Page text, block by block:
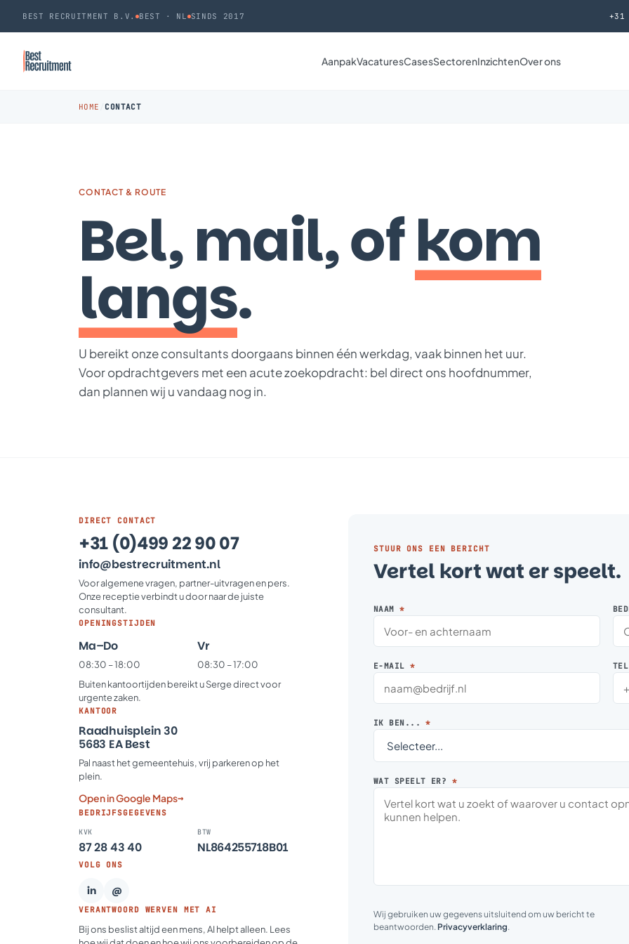
BEST RECRUITMENT B.V. BEST · NL SINDS 2017
AanpakVacaturesCasesSectorenInzichtenOver ons
HOME /CONTACT
CONTACT & ROUTE
Bel, mail, ofkom
langs.
U bereikt onze consultants doorgaans binnen één werkdag, vaak binnen het uur.
Voor opdrachtgevers met een acute zoekopdracht: bel direct ons hoofdnummer,
dan plannen wij u vandaag nog in.
DIRECT CONTACT
+31 (0)499 22 90 07
info@bestrecruitment.nl
Voor algemene vragen, partner-uitvragen en pers.
Onze receptie verbindt u door naar de juiste
consultant.
OPENINGSTIJDEN
Ma–Do
08:30 – 18:00
Vr
08:30 – 17:00
Buiten kantoortijden bereikt u Serge direct voor
urgente zaken.
KANTOOR
Raadhuisplein 30
5683 EA Best
Pal naast het gemeentehuis, vrij parkeren op het
plein.
Open in Google Maps→
BEDRIJFSGEGEVENS
KVK
87 28 43 40
BTW
NL864255718B01
VOLG ONS
in @
VERANTWOORD WERVEN MET AI
Bij ons beslist altijd een mens, AI helpt alleen. Lees
STUUR ONS EEN BERICHT
Vertel kort wat er speelt.
NAAM*
E-MAIL*
IK BEN...*
WAT SPEELT ER? *
Wij gebruiken uw gegevens uitsluitend om uw bericht te
beantwoorden. Privacyverklaring.